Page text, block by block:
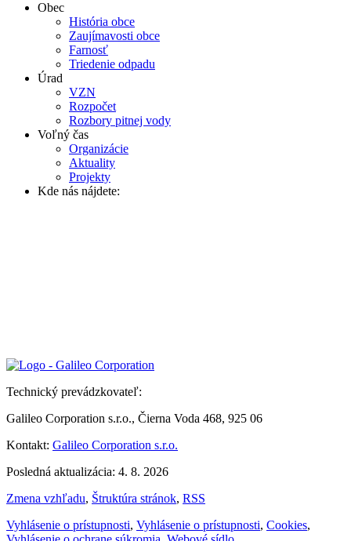
Obec
História obce
Zaujímavosti obce
Farnosť
Triedenie odpadu
Úrad
VZN
Rozpočet
Rozbory pitnej vody
Voľný čas
Organizácie
Aktuality
Projekty
Kde nás nájdete:
Technický prevádzkovateľ:
Galileo Corporation s.r.o., Čierna Voda 468, 925 06
Kontakt: Galileo Corporation s.r.o.
Posledná aktualizácia: 4. 8. 2026
Zmena vzhľadu, Štruktúra stránok, RSS
Vyhlásenie o prístupnosti, Vyhlásenie o prístupnosti, Cookies,